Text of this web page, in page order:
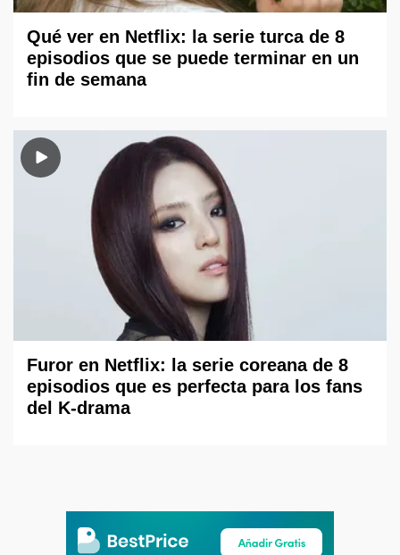
Qué ver en Netflix: la serie turca de 8
episodios que se puede terminar en un
fin de semana
Furor en Netflix: la serie coreana de 8
episodios que es perfecta para los fans
del K-drama